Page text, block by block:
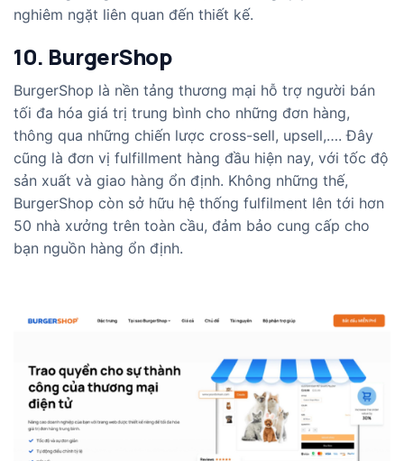
nghiêm ngặt liên quan đến thiết kế.
10. BurgerShop
BurgerShop là nền tảng thương mại hỗ trợ người bán
tối đa hóa giá trị trung bình cho những đơn hàng,
thông qua những chiến lược cross-sell, upsell,…. Đây
cũng là đơn vị fulfillment hàng đầu hiện nay, với tốc độ
sản xuất và giao hàng ổn định. Không những thế,
BurgerShop còn sở hữu hệ thống fulfilment lên tới hơn
50 nhà xưởng trên toàn cầu, đảm bảo cung cấp cho
bạn nguồn hàng ổn định.